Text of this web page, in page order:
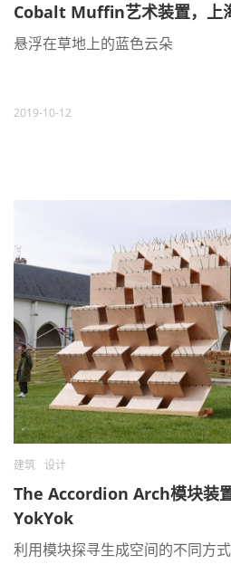
Cobalt Muffin艺术装置，
悬浮在草地上的蓝色云朵
2019-10-12
建筑 设计
The Accordion Arch模块装
YokYok
利用模块探寻生成空间的不同方式